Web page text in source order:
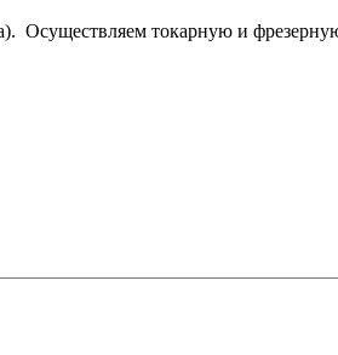
Осуществляем токарную и